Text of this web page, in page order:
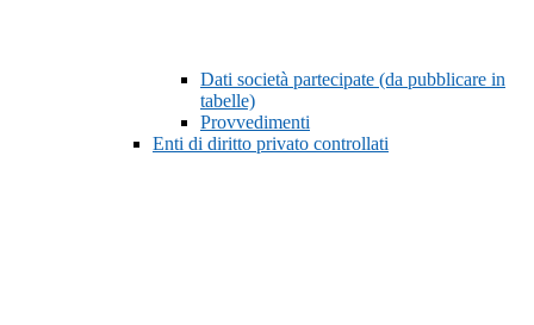
Dati società partecipate (da pubblicare in
tabelle)
Provvedimenti
Enti di diritto privato controllati